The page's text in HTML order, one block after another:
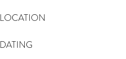
LOCATION
DATING